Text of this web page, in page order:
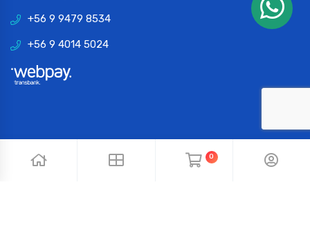
+56 9 9479 8534
+56 9 4014 5024
0